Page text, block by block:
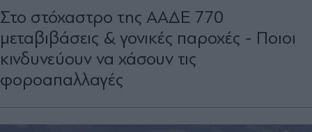
Στο στόχαστρο της ΑΑΔΕ 770
μεταβιβάσεις & γονικές παροχές - Ποιοι
κινδυνεύουν να χάσουν τις
φοροαπαλλαγές